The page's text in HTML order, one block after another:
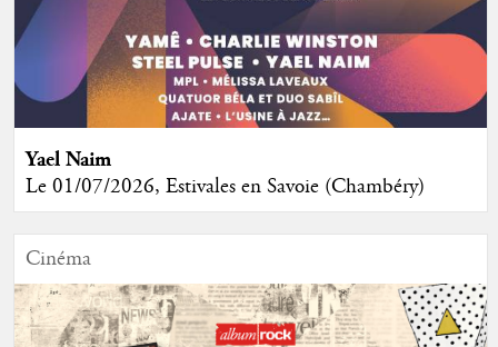
Yael Naim
Le 01/07/2026, Estivales en Savoie (Chambéry)
Cinéma